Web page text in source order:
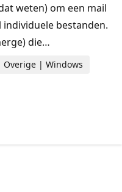
weten) om een mail
individuele bestanden.
die…
| Windows